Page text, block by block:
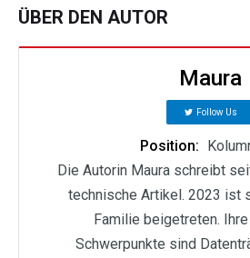
ÜBER DEN AUTOR
Maura
Follow Us
Position:
Die Autorin Maura schreibt
technische Artikel. 2023 ist
Familie beigetreten.
Schwerpunkte sind